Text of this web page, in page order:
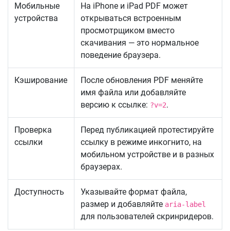
Мобильные
устройства
На iPhone и iPad PDF может
открываться встроенным
просмотрщиком вместо
скачивания — это нормальное
поведение браузера.
Кэширование
После обновления PDF меняйте
имя файла или добавляйте
версию к ссылке: ?v=2.
Проверка
ссылки
Перед публикацией протестируйте
ссылку в режиме инкогнито, на
мобильном устройстве и в разных
браузерах.
Доступность
Указывайте формат файла,
размер и добавляйте aria-label
для пользователей скринридеров.